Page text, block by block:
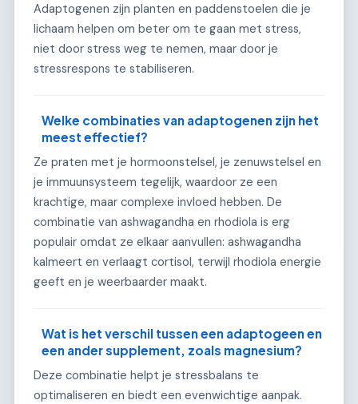
Adaptogenen zijn planten en paddenstoelen die je
lichaam helpen om beter om te gaan met stress,
niet door stress weg te nemen, maar door je
stressrespons te stabiliseren.
Welke combinaties van adaptogenen zijn het
meest effectief?
Ze praten met je hormoonstelsel, je zenuwstelsel en
je immuunsysteem tegelijk, waardoor ze een
krachtige, maar complexe invloed hebben. De
combinatie van ashwagandha en rhodiola is erg
populair omdat ze elkaar aanvullen: ashwagandha
kalmeert en verlaagt cortisol, terwijl rhodiola energie
geeft en je weerbaarder maakt.
Wat is het verschil tussen een adaptogeen en
een ander supplement, zoals magnesium?
Deze combinatie helpt je stressbalans te
optimaliseren en biedt een evenwichtige aanpak.